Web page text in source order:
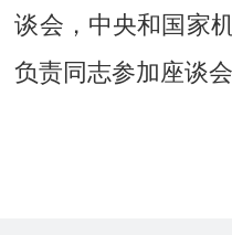
谈会，中央和国家
负责同志参加座谈会